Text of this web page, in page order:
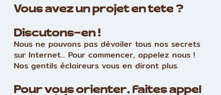
Vous avez un projet en tête ?
Discutons-en !
Nous ne pouvons pas dévoiler tous nos secrets
sur Internet... Pour commencer, appelez nous !
Nos gentils éclaireurs vous en diront plus.
Pour vous orienter, faites appel